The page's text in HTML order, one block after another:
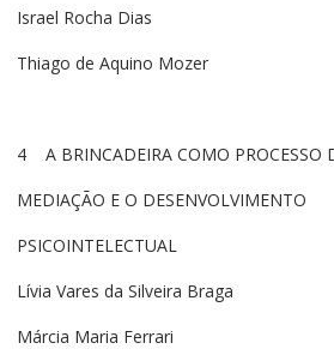
Israel Rocha Dias
Thiago de Aquino Mozer
4 A BRINCADEIRA COMO PROCESSO
MEDIAÇÃO E O DESENVOLVIMENTO
Lívia Vares da Silveira Braga
Márcia Maria Ferrari